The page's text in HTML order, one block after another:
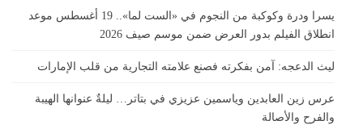
يسرا ودرة وكوكبة من النجوم في «الست لما».. 19 أغسطس موعد
انطلاق الفيلم بدور العرض ضمن موسم صيف 2026
ليث الدعجه: آمن بفكرته فصنع علامته التجارية من قلب الإمارات
عرس زين العابدين وياسمين عزيزي في بتاتر… ليلةٌ عنوانها الهيبة
والفرح والأصالة